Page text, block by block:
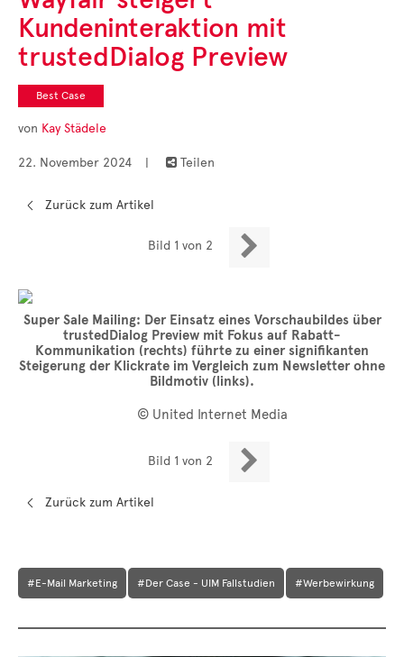
Cases
• Themen-Serien
• Kurzinterviews
Kundeninteraktion mit
trustedDialog Preview
Best Case
von Kay Städele
22. November 2024 |  Teilen
Zurück zum Artikel
Bild 1 von 2 
Super Sale Mailing: Der Einsatz eines Vorschaubildes über
trustedDialog Preview mit Fokus auf Rabatt-
Kommunikation (rechts) führte zu einer signifikanten
Steigerung der Klickrate im Vergleich zum Newsletter ohne
Bildmotiv (links).
© United Internet Media
Bild 1 von 2 
Zurück zum Artikel
#E-Mail Marketing #Der Case - UIM Fallstudien #Werbewirkung